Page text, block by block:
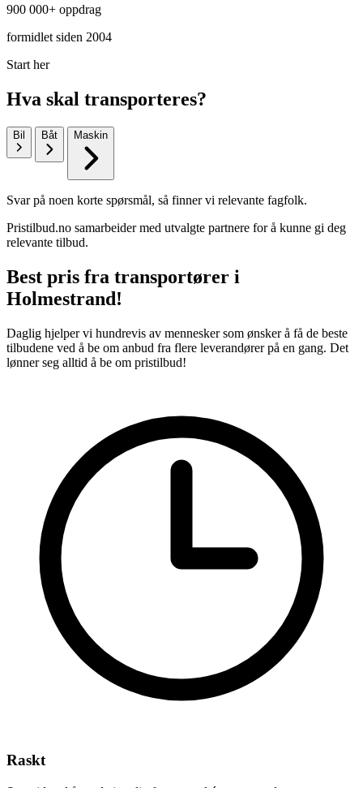
900 000+ oppdrag
formidlet siden 2004
Start her
Hva skal transporteres?
Bil Båt Maskin
Svar på noen korte spørsmål, så finner vi relevante fagfolk.
Pristilbud.no samarbeider med utvalgte partnere for å kunne gi deg
relevante tilbud.
Best pris fra transportører i
Holmestrand!
Daglig hjelper vi hundrevis av mennesker som ønsker å få de beste
tilbudene ved å be om anbud fra flere leverandører på en gang. Det
lønner seg alltid å be om pristilbud!
Raskt